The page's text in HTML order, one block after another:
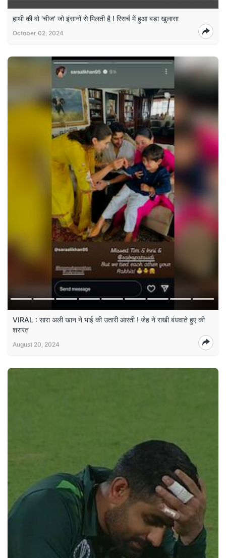
हाथी की वो 'चीज' जो इंसानों से मिलती है ! रिसर्च में हुआ बड़ा खुलासा
October 02, 2024
VIRAL : सारा अली खान ने भाई की उतारी आरती ! जेह ने राखी बंधवाते हुए की
शरारत
August 20, 2024